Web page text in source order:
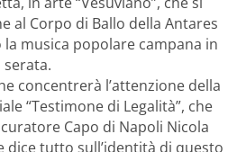
al Corpo di Ballo della Antares
la musica popolare campana in
concentrerà l’attenzione della
“Testimone di Legalità”, che
Capo di Napoli Nicola
dice tutto sull’identità di questo